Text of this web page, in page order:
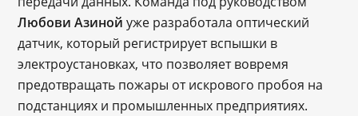
Любови Азиной уже разработала оптический
датчик, который регистрирует вспышки в
электроустановках, что позволяет вовремя
предотвращать пожары от искрового пробоя на
подстанциях и промышленных предприятиях.